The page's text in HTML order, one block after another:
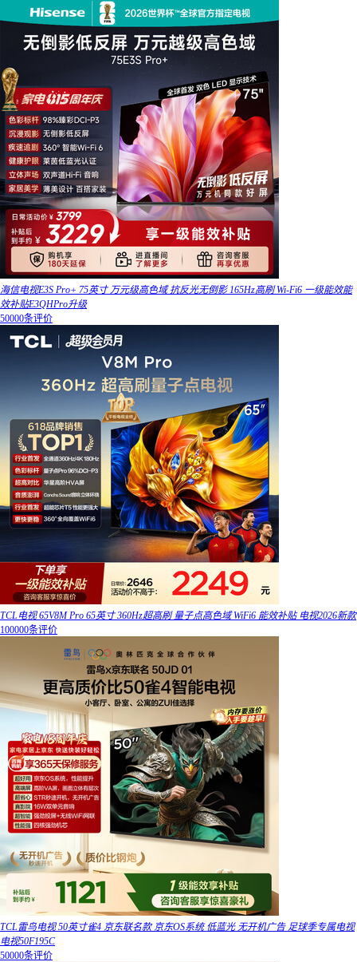
海信电视E3S Pro+ 75英寸 万元级高色域 抗反光无倒影 165Hz高刷 Wi-Fi6 一级能效能
效补贴E3QHPro升级
50000条评价
TCL电视 65V8M Pro 65英寸 360Hz超高刷 量子点高色域 WiFi6 能效补贴 电视2026新款
100000条评价
TCL雷鸟电视 50英寸雀4 京东联名款 京东OS系统 低蓝光 无开机广告 足球季专属电视
电视50F195C
50000条评价